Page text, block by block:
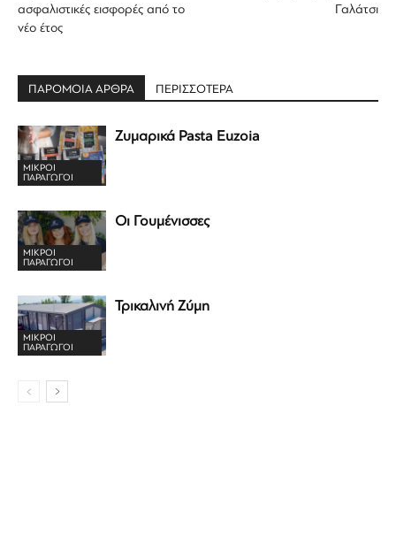
ασφαλιστικές εισφορές από το
νέο έτος
Γαλάτσι
ΠΑΡΟΜΟΙΑ ΑΡΘΡΑ ΠΕΡΙΣΣΟΤΕΡΑ
ΜΙΚΡΟΊ
ΠΑΡΑΓΩΓΟΊ
Ζυμαρικά Pasta Euzoia
ΜΙΚΡΟΊ
ΠΑΡΑΓΩΓΟΊ
Οι Γουμένισσες
ΜΙΚΡΟΊ
ΠΑΡΑΓΩΓΟΊ
Τρικαλινή Ζύμη